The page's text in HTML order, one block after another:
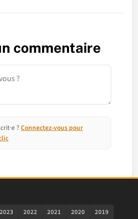
commentaire
? Connectez-vous pour
2023 2022 2021 2020
2019